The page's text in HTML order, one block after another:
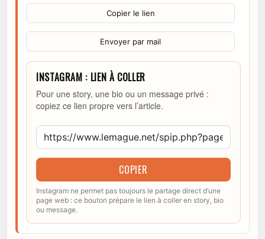
Copier le lien
Envoyer par mail
INSTAGRAM : LIEN À COLLER
Pour une story, une bio ou un message privé :
copiez ce lien propre vers l’article.
COPIER
Instagram ne permet pas toujours le partage direct d’une
page web : ce bouton prépare le lien à coller en story, bio
ou message.